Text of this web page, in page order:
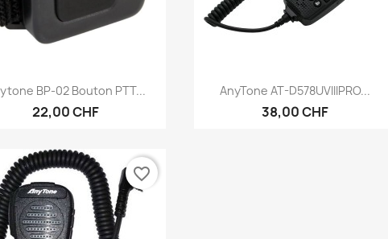
Vorschau
BP-02 Bouton PTT...
22,00 CHF
Vorschau
AnyTone AT-D578UVIIIPRO...
38,00 CHF
favorite_border